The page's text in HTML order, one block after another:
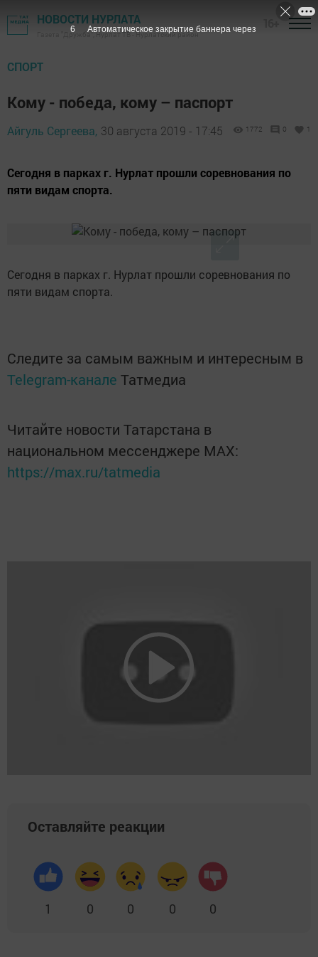
НОВОСТИ НУРЛАТА
Газета "Дружба", Нурлат ТВ - Нурлатский район
СПОРТ
Кому - победа, кому – паспорт
Айгуль Сергеева, 30 августа 2019 - 17:45 1772 0 1
Сегодня в парках г. Нурлат прошли соревнования по
пяти видам спорта.
Сегодня в парках г. Нурлат прошли соревнования по
пяти видам спорта.
Следите за самым важным и интересным в
Telegram-канале Татмедиа
Читайте новости Татарстана в
национальном мессенджере MАХ:
https://max.ru/tatmedia
Оставляйте реакции
1 0 0 0 0
6 Автоматическое закрытие баннера через